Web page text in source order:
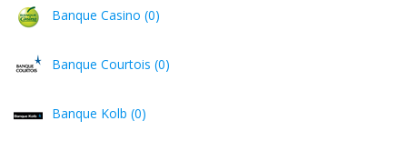
Banque Casino (0)
Banque Courtois (0)
Banque Kolb (0)